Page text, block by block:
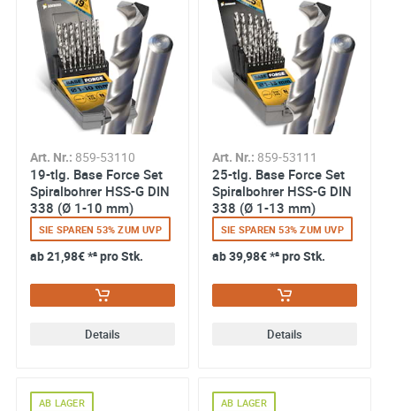
Art. Nr.: 859-53110
19-tlg. Base Force Set
Spiralbohrer HSS-G DIN
338 (Ø 1-10 mm)
SIE SPAREN 53% ZUM UVP
ab21,98€*² pro Stk.
Details
Art. Nr.: 859-53111
25-tlg. Base Force Set
Spiralbohrer HSS-G DIN
338 (Ø 1-13 mm)
SIE SPAREN 53% ZUM UVP
ab39,98€*² pro Stk.
Details
AB LAGER AB LAGER